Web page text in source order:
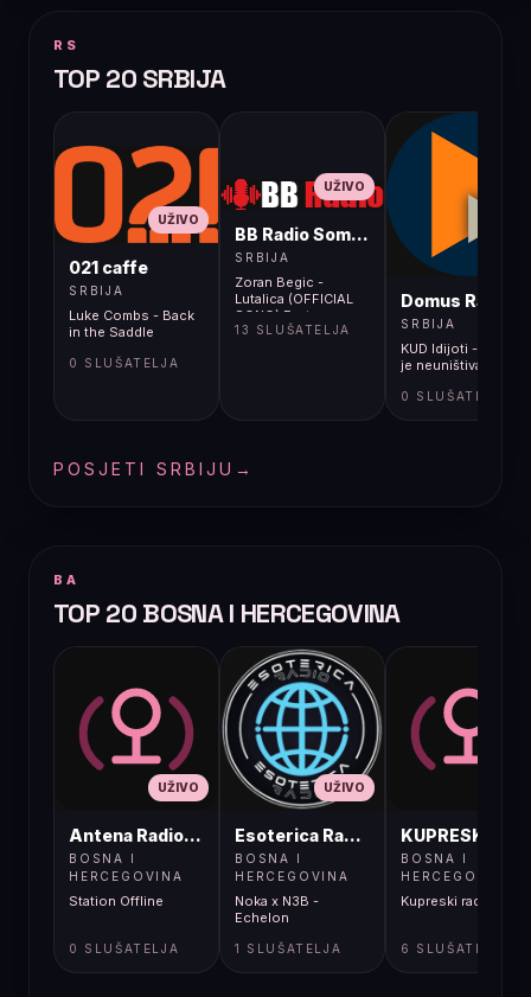
RS
TOP 20 SRBIJA
UŽIVO
021 caffe
SRBIJA
Luke Combs - Back
in the Saddle
0 SLUŠATELJA
UŽIVO
BB Radio Sombor
SRBIJA
Zoran Begic -
Lutalica (OFFICIAL
SONG) Eroton
13 SLUŠATELJA
Domus Radio
SRBIJA
KUD Idijoti -
je neuništiva
0 SLUŠATELJA
POSJETI SRBIJU →
BA
TOP 20 BOSNA I HERCEGOVINA
UŽIVO
Antena Radio, Jelah Tešanj
BOSNA I
HERCEGOVINA
Station Offline
0 SLUŠATELJA
UŽIVO
Esoterica Radio S1
BOSNA I
HERCEGOVINA
Noka x N3B -
Echelon
1 SLUŠATELJA
BOSNA I
HERCEGOVINA
Kupreski radio
6 SLUŠATELJA